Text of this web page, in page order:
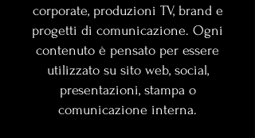
corporate, produzioni TV, brand e
progetti di comunicazione. Ogni
contenuto è pensato per essere
utilizzato su sito web, social,
presentazioni, stampa o
comunicazione interna.
Eventi
aziendali
Video
recap,
fotografie,
per
Aziende
Video
corporate,
contenuti